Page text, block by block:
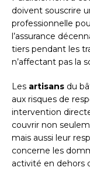
doivent souscrire
professionnelle
l’assurance
tiers pendant les
n’affectant pas la
Les artisans du
aux risques de
intervention
couvrir non
mais aussi leur
concerne les
activité en dehors